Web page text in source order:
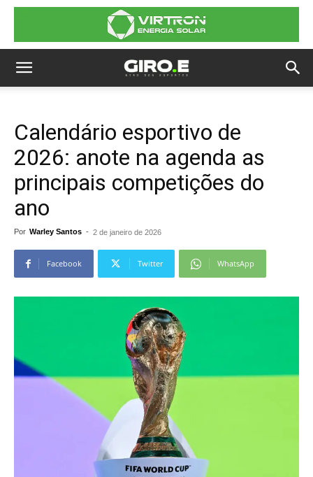
Calendário esportivo de
2026: anote na agenda as
principais competições do
ano
Por Warley Santos - 2 de janeiro de 2026
Facebook Twitter WhatsApp